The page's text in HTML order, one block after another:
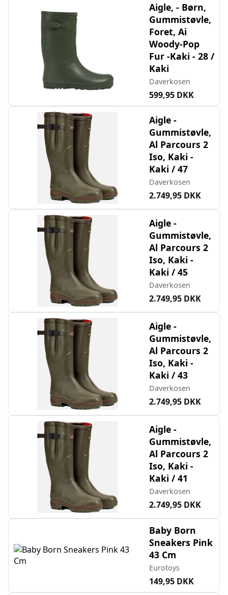
Aigle, - Børn,
Gummistøvle,
Foret, Ai
Woody-Pop
Fur -Kaki - 28 /
Kaki
Daverkosen
599,95 DKK
Aigle -
Gummistøvle,
Al Parcours 2
Iso, Kaki -
Kaki / 47
Daverkosen
2.749,95 DKK
Aigle -
Gummistøvle,
Al Parcours 2
Iso, Kaki -
Kaki / 45
Daverkosen
2.749,95 DKK
Aigle -
Gummistøvle,
Al Parcours 2
Iso, Kaki -
Kaki / 43
Daverkosen
2.749,95 DKK
Aigle -
Gummistøvle,
Al Parcours 2
Iso, Kaki -
Kaki / 41
Daverkosen
2.749,95 DKK
Baby Born
Sneakers Pink
43 Cm
Eurotoys
149,95 DKK